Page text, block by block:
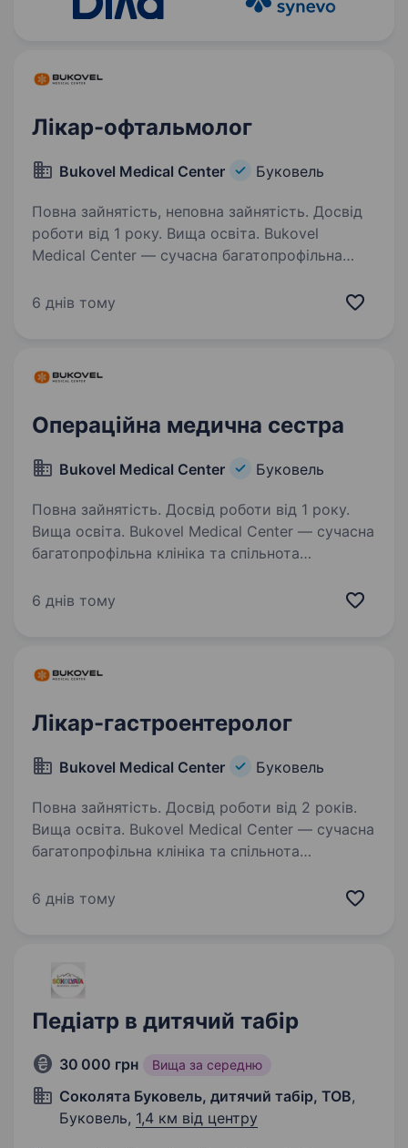
Лікар-офтальмолог
Bukovel Medical Center Буковель
Повна зайнятість, неповна зайнятість. Досвід
роботи від 1 року. Вища освіта. Bukovel
Medical Center — сучасна багатопрофільна
Карпат, в пошуку лікаря-офтальмолога.
6 днів тому
Операційна медична сестра
Bukovel Medical Center Буковель
Повна зайнятість. Досвід роботи від 1 року.
Вища освіта. Bukovel Medical Center — сучасна
багатопрофільна клініка та спільнота
медичної сестри операційного блоку.
6 днів тому
Лікар-гастроентеролог
Bukovel Medical Center Буковель
Повна зайнятість. Досвід роботи від 2 років.
Вища освіта. Bukovel Medical Center — сучасна
багатопрофільна клініка та спільнота
гастроентеролога. Ми поєднуємо високі
6 днів тому
Педіатр в дитячий табір
30 000 грн Вища за середню
Соколята Буковель, дитячий табір, ТОВ,
Буковель, 1,4 км від центру